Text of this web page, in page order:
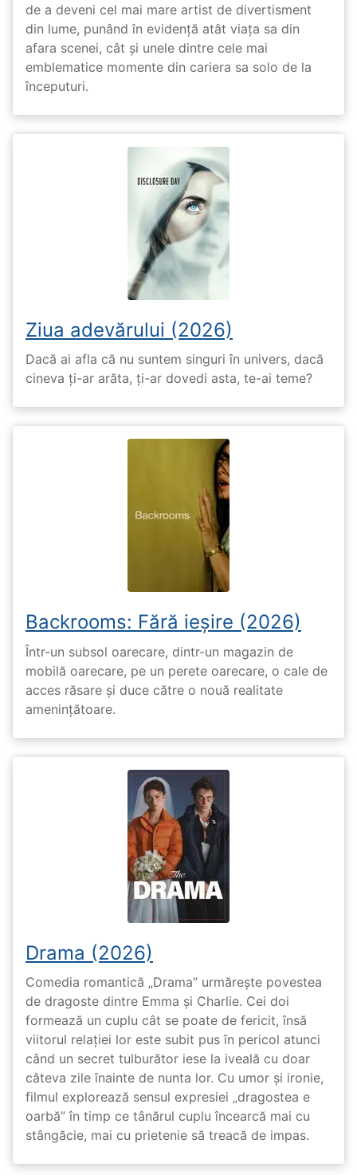
de a deveni cel mai mare artist de divertisment
din lume, punând în evidență atât viața sa din
afara scenei, cât și unele dintre cele mai
emblematice momente din cariera sa solo de la
începuturi.
Ziua adevărului (2026)
Dacă ai afla că nu suntem singuri în univers, dacă
cineva ți-ar arăta, ți-ar dovedi asta, te-ai teme?
Backrooms: Fără ieșire (2026)
Într-un subsol oarecare, dintr-un magazin de
mobilă oarecare, pe un perete oarecare, o cale de
acces răsare și duce către o nouă realitate
amenințătoare.
Drama (2026)
Comedia romantică „Drama” urmărește povestea
de dragoste dintre Emma și Charlie. Cei doi
formează un cuplu cât se poate de fericit, însă
viitorul relației lor este subit pus în pericol atunci
când un secret tulburător iese la iveală cu doar
câteva zile înainte de nunta lor. Cu umor și ironie,
filmul explorează sensul expresiei „dragostea e
oarbă” în timp ce tânărul cuplu încearcă mai cu
stângăcie, mai cu prietenie să treacă de impas.